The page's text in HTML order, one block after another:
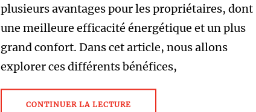
plusieurs avantages pour les propriétaires, dont
une meilleure efficacité énergétique et un plus
grand confort. Dans cet article, nous allons
explorer ces différents bénéfices,
CONTINUER LA LECTURE